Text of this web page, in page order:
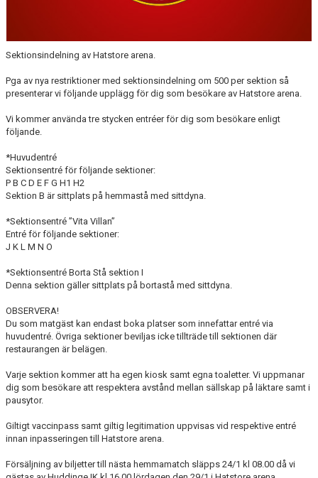
Sektionsindelning av Hatstore arena.
Pga av nya restriktioner med sektionsindelning om 500 per sektion så
presenterar vi följande upplägg för dig som besökare av Hatstore arena.
Vi kommer använda tre stycken entréer för dig som besökare enligt
följande.
*Huvudentré
Sektionsentré för följande sektioner:
P B C D E F G H1 H2
Sektion B är sittplats på hemmastå med sittdyna.
*Sektionsentré ”Vita Villan”
Entré för följande sektioner:
J K L M N O
*Sektionsentré Borta Stå sektion I
Denna sektion gäller sittplats på bortastå med sittdyna.
OBSERVERA!
Du som matgäst kan endast boka platser som innefattar entré via
huvudentré. Övriga sektioner beviljas icke tillträde till sektionen där
restaurangen är belägen.
Varje sektion kommer att ha egen kiosk samt egna toaletter. Vi uppmanar
dig som besökare att respektera avstånd mellan sällskap på läktare samt i
pausytor.
Giltigt vaccinpass samt giltig legitimation uppvisas vid respektive entré
innan inpasseringen till Hatstore arena.
Försäljning av biljetter till nästa hemmamatch släpps 24/1 kl 08.00 då vi